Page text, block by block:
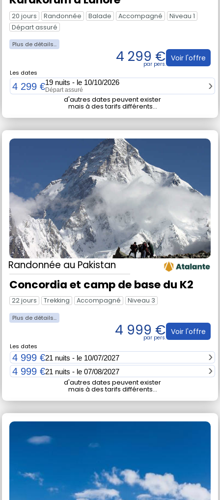
20 jours Randonnée Balade Accompagné
Niveau 1
Départ assuré
4 299 € Voir l'offre
Les dates
4 299 €19 nuits - le 10/10/2026
Départ assuré
d'autres dates peuvent exister
mais à des tarifs différents...
Randonnée au Pakistan
Concordia et camp de base du K2
22 jours Trekking Accompagné Niveau 3
4 999 € Voir l'offre
Les dates
4 999 €21 nuits - le 10/07/2027
4 999 €21 nuits - le 07/08/2027
d'autres dates peuvent exister
mais à des tarifs différents...